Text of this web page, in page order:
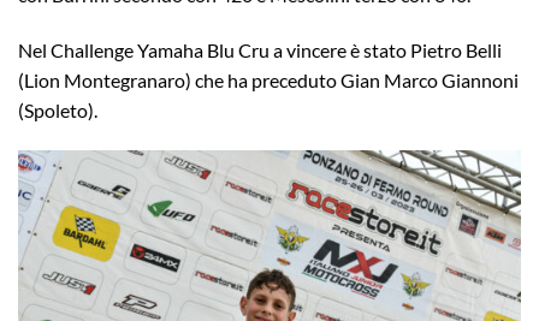
Nel Challenge Yamaha Blu Cru a vincere è stato Pietro Belli
(Lion Montegranaro) che ha preceduto Gian Marco Giannoni
(Spoleto).